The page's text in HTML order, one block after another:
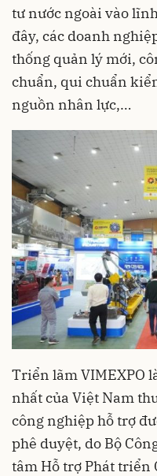
tư nước ngoài vào
đây, các doanh
thống quản lý mới,
chuẩn, qui chuẩn
nguồn nhân lực,…
Triển lãm VIMEXPO
nhất của Việt Nam
công nghiệp hỗ trợ
phê duyệt, do Bộ
tâm Hỗ trợ Phát triển